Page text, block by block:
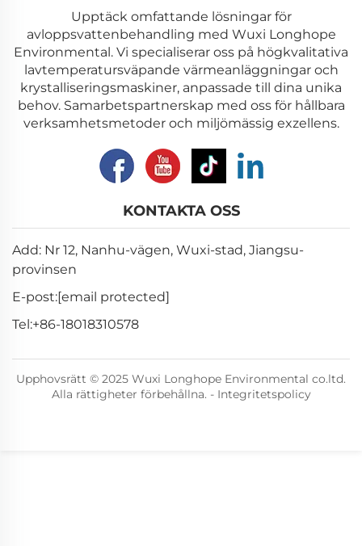
Upptäck omfattande lösningar för
avloppsvattenbehandling med Wuxi Longhope
Environmental. Vi specialiserar oss på högkvalitativa
lavtemperatursväpande värmeanläggningar och
krystalliseringsmaskiner, anpassade till dina unika
behov. Samarbetspartnerskap med oss för hållbara
verksamhetsmetoder och miljömässig exzellens.
KONTAKTA OSS
Add: Nr 12, Nanhu-vägen, Wuxi-stad, Jiangsu-
provinsen
E-post:[email protected]
Tel:+86-18018310578
Upphovsrätt © 2025 Wuxi Longhope Environmental co.ltd.
Alla rättigheter förbehållna. - Integritetspolicy